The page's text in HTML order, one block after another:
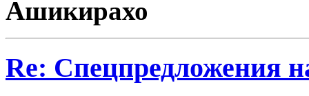
Ашикирахо
Re: Спецпредложения